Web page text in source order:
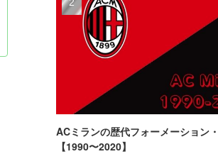
ACミランの歴代フォーメーション
【1990〜2020】